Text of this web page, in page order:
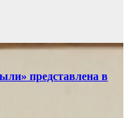
представлена в